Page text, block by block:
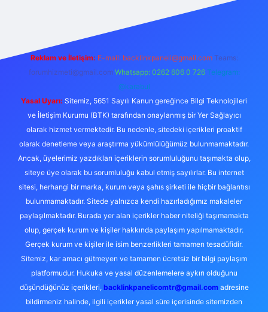
Reklam ve İletişim: E-mail: backlinkpaneli@gmail.com Teams:
forumhizmeti@gmail.com Whatsapp: 0262 606 0 726 Telegram:
@karabul
Yasal Uyarı: Sitemiz, 5651 Sayılı Kanun gereğince Bilgi Teknolojileri
ve İletişim Kurumu (BTK) tarafından onaylanmış bir Yer Sağlayıcı
olarak hizmet vermektedir. Bu nedenle, sitedeki içerikleri proaktif
olarak denetleme veya araştırma yükümlülüğümüz bulunmamaktadır.
Ancak, üyelerimiz yazdıkları içeriklerin sorumluluğunu taşımakta olup,
siteye üye olarak bu sorumluluğu kabul etmiş sayılırlar. Bu internet
sitesi, herhangi bir marka, kurum veya şahıs şirketi ile hiçbir bağlantısı
bulunmamaktadır. Sitede yalnızca kendi hazırladığımız makaleler
paylaşılmaktadır. Burada yer alan içerikler haber niteliği taşımamakta
olup, gerçek kurum ve kişiler hakkında paylaşım yapılmamaktadır.
Gerçek kurum ve kişiler ile isim benzerlikleri tamamen tesadüfidir.
Sitemiz, kar amacı gütmeyen ve tamamen ücretsiz bir bilgi paylaşım
platformudur. Hukuka ve yasal düzenlemelere aykırı olduğunu
düşündüğünüz içerikleri, backlinkpanelicomtr@gmail.comadresine
bildirmeniz halinde, ilgili içerikler yasal süre içerisinde sitemizden